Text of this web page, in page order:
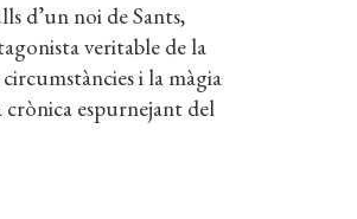
d’un noi de Sants,
veritable de la
i la màgia
crònica espurnejant del